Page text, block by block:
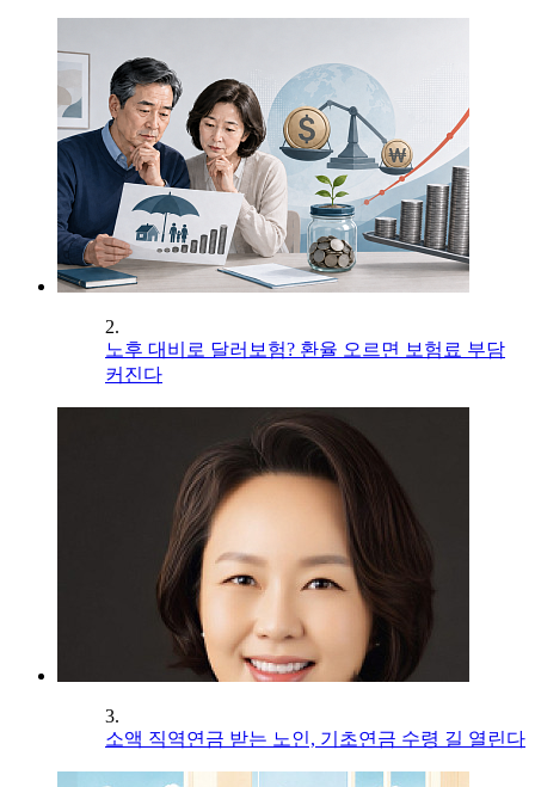
2.
노후 대비로 달러보험? 환율 오르면 보험료 부담
커진다
3.
소액 직역연금 받는 노인, 기초연금 수령 길 열린다